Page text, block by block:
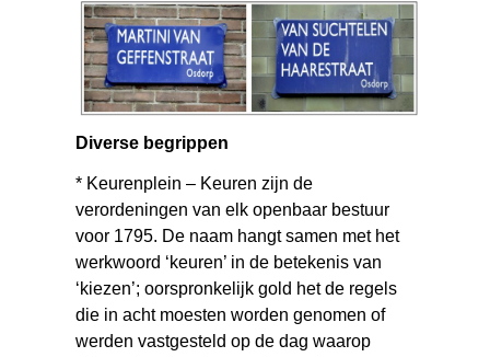
Diverse begrippen
* Keurenplein – Keuren zijn de
verordeningen van elk openbaar bestuur
voor 1795. De naam hangt samen met het
werkwoord ‘keuren’ in de betekenis van
‘kiezen’; oorspronkelijk gold het de regels
die in acht moesten worden genomen of
werden vastgesteld op de dag waarop